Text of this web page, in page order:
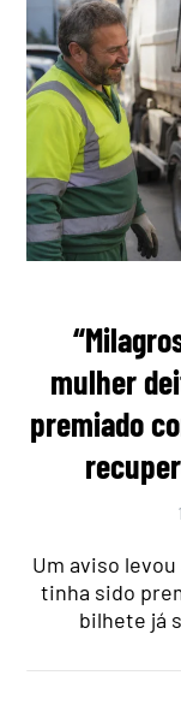
mulher
premiado
Um aviso
tinha sido
bilhete já